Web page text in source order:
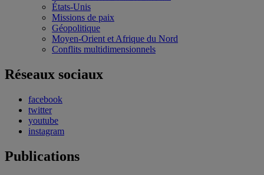
États-Unis
Missions de paix
Géopolitique
Moyen-Orient et Afrique du Nord
Conflits multidimensionnels
Réseaux sociaux
facebook
twitter
youtube
instagram
Publications